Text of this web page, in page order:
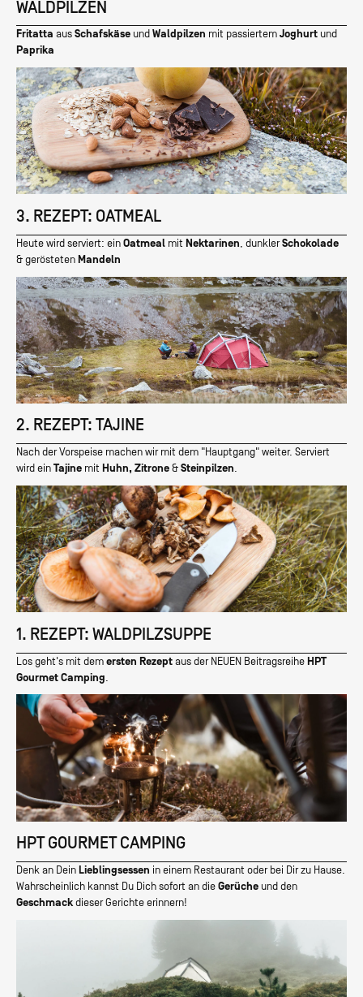
WALDPILZEN
Fritatta ausSchafskäse undWaldpilzen mit passiertemJoghurt und
Paprika
3. REZEPT: OATMEAL
Heute wird serviert: einOatmeal mit Nektarinen, dunklerSchokolade
& gerösteten Mandeln
2. REZEPT: TAJINE
Nach der Vorspeise machen wir mit dem "Hauptgang" weiter. Serviert
wird einTajine mit Huhn, Zitrone&Steinpilzen.
1. REZEPT: WALDPILZSUPPE
Los geht's mit demersten Rezeptaus der NEUEN BeitragsreiheHPT
Gourmet Camping.
HPT GOURMET CAMPING
Denk an Dein Lieblingsessen in einem Restaurant oder bei Dir zu Hause.
Wahrscheinlich kannst Du Dich sofort an dieGerüche und den
Geschmackdieser Gerichte erinnern!